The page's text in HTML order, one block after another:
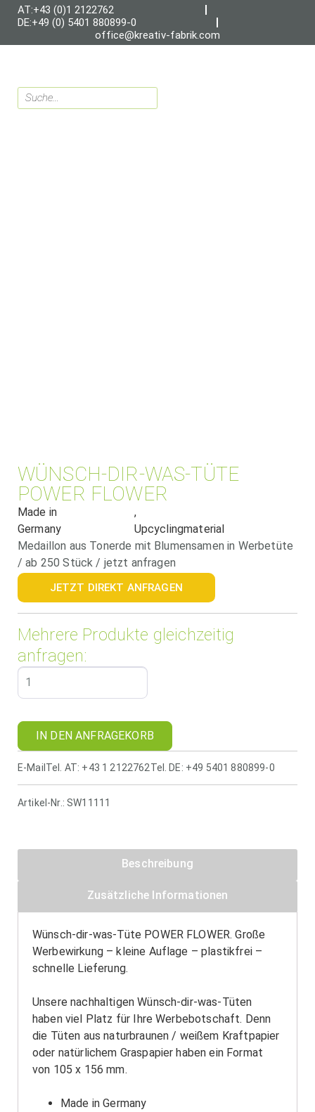
AT:+43 (0)1 2122762
DE:+49 (0) 5401 880899-0
office@kreativ-fabrik.com
WÜNSCH-DIR-WAS-TÜTE
POWER FLOWER
Made in
Germany
,
Upcyclingmaterial
Medaillon aus Tonerde mit Blumensamen in Werbetüte
/ ab 250 Stück / jetzt anfragen
JETZT DIREKT ANFRAGEN
Mehrere Produkte gleichzeitig
anfragen:
IN DEN ANFRAGEKORB
E-Mail Tel. AT: +43 1 2122762Tel. DE: +49 5401 880899-0
Artikel-Nr.: SW11111
Beschreibung
Zusätzliche Informationen
Wünsch-dir-was-Tüte POWER FLOWER. Große
Werbewirkung – kleine Auflage – plastikfrei –
schnelle Lieferung.
Unsere nachhaltigen Wünsch-dir-was-Tüten
haben viel Platz für Ihre Werbebotschaft. Denn
die Tüten aus naturbraunen / weißem Kraftpapier
oder natürlichem Graspapier haben ein Format
von 105 x 156 mm.
Made in Germany